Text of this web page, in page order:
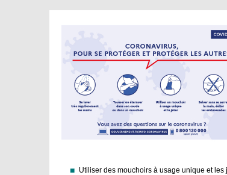
Utiliser des mouchoirs à usage unique et les